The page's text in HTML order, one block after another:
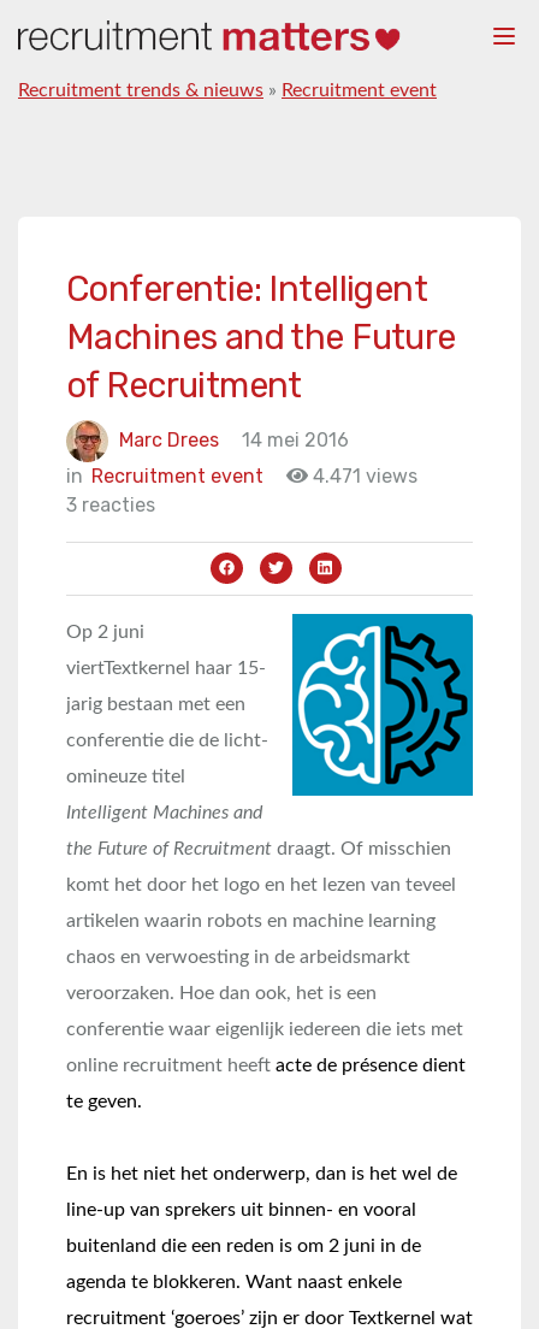
Recruitment trends & nieuws » Recruitment event
Conferentie: Intelligent
Machines and the Future
of Recruitment
Marc Drees
14 mei 2016
in Recruitment event
4.471 views
3 reacties
Op 2 juni
viertTextkernel haar 15-
jarig bestaan met een
conferentie die de licht-
omineuze titel
Intelligent Machines and
the Future of Recruitment draagt. Of misschien
komt het door het logo en het lezen van teveel
artikelen waarin robots en machine learning
chaos en verwoesting in de arbeidsmarkt
veroorzaken. Hoe dan ook, het is een
conferentie waar eigenlijk iedereen die iets met
online recruitment heeft acte de présence dient
te geven.
En is het niet het onderwerp, dan is het wel de
line-up van sprekers uit binnen- en vooral
buitenland die een reden is om 2 juni in de
agenda te blokkeren. Want naast enkele
recruitment ‘goeroes’ zijn er door Textkernel wat